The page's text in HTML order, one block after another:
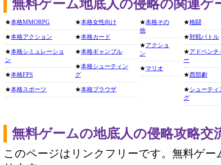
無料ゲーム地底人の侵略の関連ゲ
★本格MMORPG
★本格アクション
★本格シミュレーショ
ン
★本格FPS
★本格スポーツ
★本格女性向け
★本格カード
★本格ギャンブル
★本格シューティン
グ
★本格ブラウザ
★本格その
他
★アクショ
ン
★マリオ
★格闘
★対戦バトル
★アドベンチ
ー
★西部劇
★シューティ
グ
無料ゲームの地底人の侵略攻略交
このページはリンクフリーです。無料ゲー